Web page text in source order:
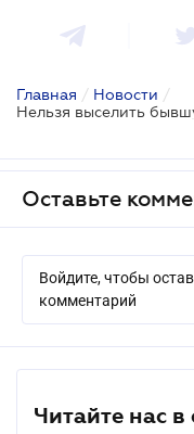
Главная / Новости /
Оставьте
Войдите, чтобы
комментарий
Читайте нас в